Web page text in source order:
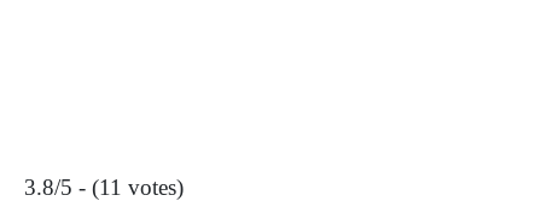
3.8/5 - (11 votes)